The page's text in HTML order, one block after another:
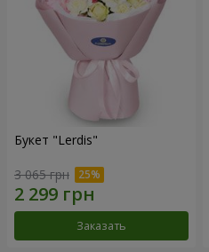
Букет "Lerdis"
3 065 грн
Заказать